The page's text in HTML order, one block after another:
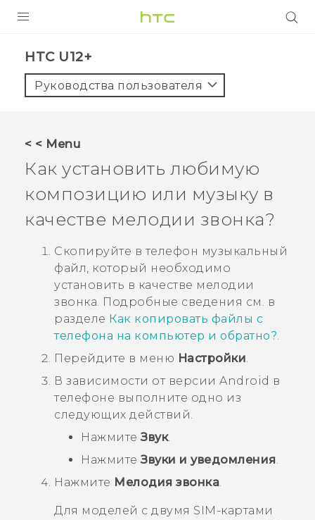
5G
VIVERSE
ПОДДЕРЖКА
HTC U12+‎
Руководства пользователя
< < Menu
Как установить любимую
композицию или музыку в
качестве мелодии звонка?
Скопируйте в телефон музыкальный
файл, который необходимо
установить в качестве мелодии
звонка. Подробные сведения см. в
разделе Как копировать файлы с
телефона на компьютер и обратно?.
Перейдите в меню Настройки.
В зависимости от версии Android в
телефоне выполните одно из
следующих действий.
НажмитеЗвук.
НажмитеЗвуки и уведомления.
Нажмите Мелодия звонка.
Для моделей с двумя SIM-картами